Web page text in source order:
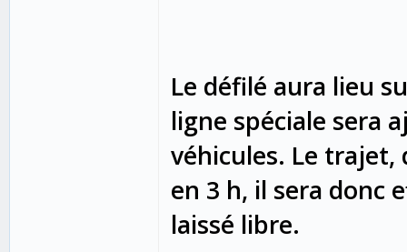
Le défilé aura lieu
ligne spéciale sera
véhicules. Le trajet,
en 3 h, il sera donc
laissé libre.